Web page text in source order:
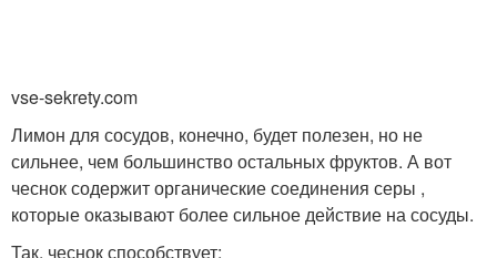
vse-sekrety.com
Лимон для сосудов, конечно, будет полезен, но не
сильнее, чем большинство остальных фруктов. А вот
чеснок содержит органические соединения серы ,
которые оказывают более сильное действие на сосуды.
Так, чеснок способствует: